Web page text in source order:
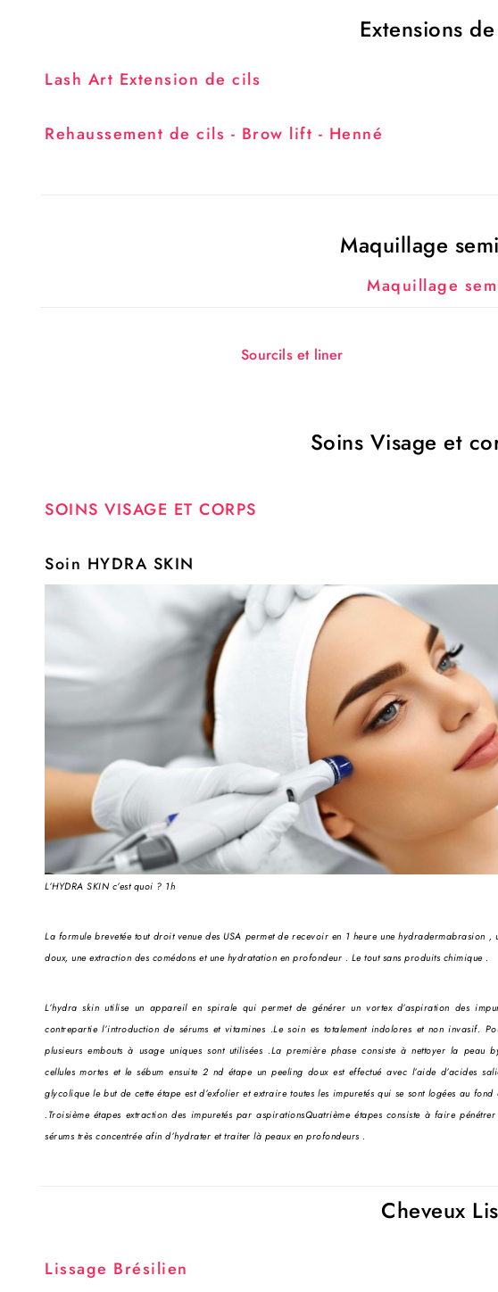
Extensions
Lash Art Extension de cils
Rehaussement de cils - Brow lift - Henné
Maquillage
Maquillage
Sourcils et liner
Soins Visage et
SOINS VISAGE ET CORPS
Soin HYDRA SKIN
L’HYDRA SKIN c’est quoi ? 1h
La formule brevetée tout droit venue des USA permet de recevoir en 1 heure une hydradermabrasion ,
doux, une extraction des comédons et une hydratation en profondeur . Le tout sans produits chimique .
L’hydra skin utilise un appareil en spirale qui permet de générer un vortex d’aspiration des
contrepartie l’introduction de sérums et vitamines .Le soin es totalement indolores et non invasif.
plusieurs embouts à usage uniques sont utilisées .La première phase consiste à nettoyer la peau
cellules mortes et le sébum ensuite 2 nd étape un peeling doux est effectué avec l’aide d’acides
glycolique le but de cette étape est d’exfolier et extraire toutes les impuretés qui se sont logées au fond
. Troisième étapes extraction des impuretés par aspirationsQuatrième étapes consiste à faire
sérums très concentrée afin d’hydrater et traiter là peaux en profondeurs .
Cheveux
Lissage Brésilien